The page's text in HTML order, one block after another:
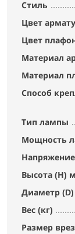
Стиль
Цвет
Цвет
Материал
Материал
Способ
Тип лампы
Мощность
Высота (Н)
Диаметр
Вес (кг)
Размер